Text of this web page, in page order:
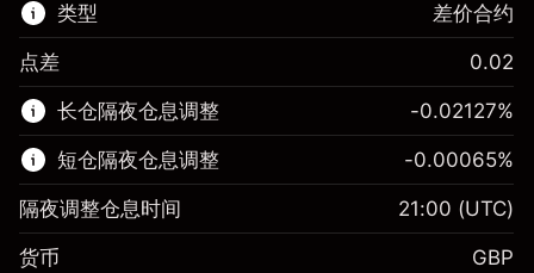
类型
该金融市场可进行差价合约交易。
了解更多:
差价合约
差价合约
点差 0.02
长仓隔夜仓息调整 -0.02127%
短仓隔夜仓息调整 -0.00065%
隔夜调整仓息时间 21:00 (UTC)
货币 GBP